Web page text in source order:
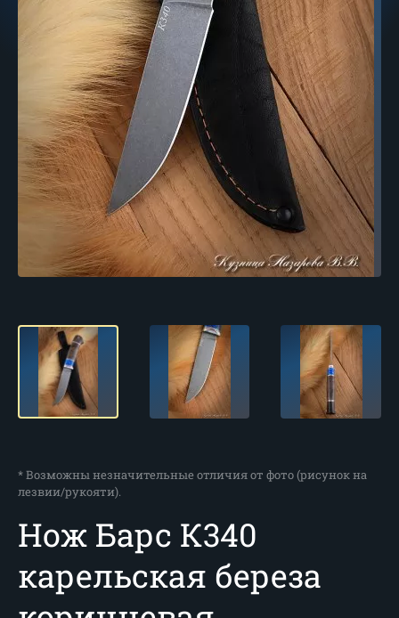
* Возможны незначительные отличия от фото (рисунок на
лезвии/рукояти).
Нож Барс К340
карельская береза